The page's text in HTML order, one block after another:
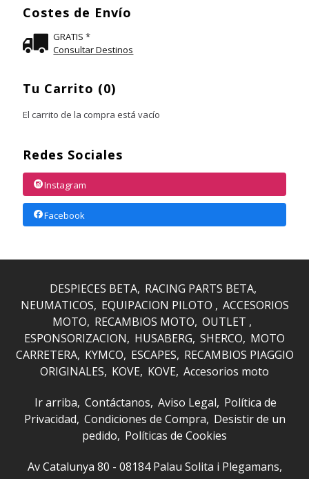
Costes de Envío
GRATIS *
Consultar Destinos
Tu Carrito (0)
El carrito de la compra está vacío
Redes Sociales
Instagram
Facebook
DESPIECES BETA RACING PARTS BETA
NEUMATICOS EQUIPACION PILOTO
ACCESORIOS
MOTO RECAMBIOS MOTO OUTLET
ESPONSORIZACION
HUSABERG SHERCO MOTO
CARRETERA KYMCO ESCAPES RECAMBIOS PIAGGIO
ORIGINALES KOVE KOVE Accesorios moto
Ir arriba Contáctanos Aviso Legal Política de
Privacidad Condiciones de Compra Desistir de un
pedido Políticas de Cookies
Av Catalunya 80 - 08184 Palau Solita i Plegamans,